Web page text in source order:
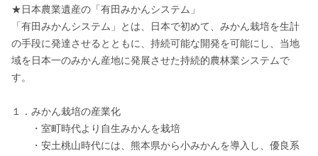
★日本農業遺産の「有田みかんシステム」
「有田みかんシステム」とは、日本で初めて、みかん栽培を生計
の手段に発達させるとともに、持続可能な開発を可能にし、当地
域を日本一のみかん産地に発展させた持続的農林業システムで
す。
１．みかん栽培の産業化
・室町時代より自生みかんを栽培
・安土桃山時代には、熊本県から小みかんを導入し、優良系